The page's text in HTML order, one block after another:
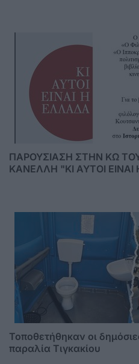
ΠΑΡΟΥΣΙΑΣΗ ΣΤΗΝ ΚΩ
ΚΑΝΕΛΛΗ "ΚΙ ΑΥΤΟΙ
Τοποθετήθηκαν οι
παραλία Τιγκακίου